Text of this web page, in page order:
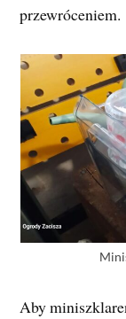
przewróceniem.
Aby